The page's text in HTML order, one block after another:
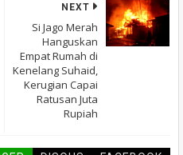
NEXT
Si Jago Merah
Hanguskan
Empat Rumah di
Kenelang Suhaid,
Kerugian Capai
Ratusan Juta
Rupiah